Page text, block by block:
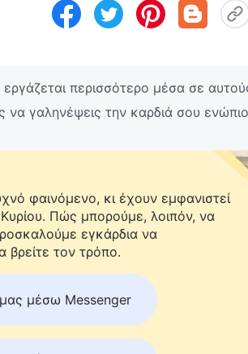
περισσότερο μέσα σε
να γαληνέψεις την καρδιά σου
φαινόμενο, κι έχουν εμφανιστεί
Πώς μπορούμε, λοιπόν, να
εγκάρδια να
βρείτε τον τρόπο.
μας μέσω Messenger